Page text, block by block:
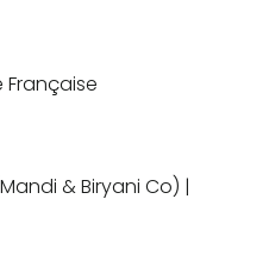
Française
& Biryani Co) |